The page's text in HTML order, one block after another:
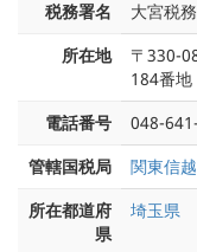
税務署名
大宮税
所在地
〒330-
184番地
電話番号
048-
管轄国税局
関東信
所在都道府
県
埼玉県